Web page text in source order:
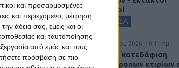
και προσαρμοσμένες
και περιεχόμενο, μέτρηση
άδειά σας, εμείς και οι
και ταυτοποίησης
από εμάς και τους
πρόσβαση σε πιο
ψεκασμοί
ΚΑΡΔΙΤΣΑ
6 Αυγούστου 2026, 10:11 πμ
Ξεκινά η κατεδάφιση
ετοιμόρροπων κτιρίων